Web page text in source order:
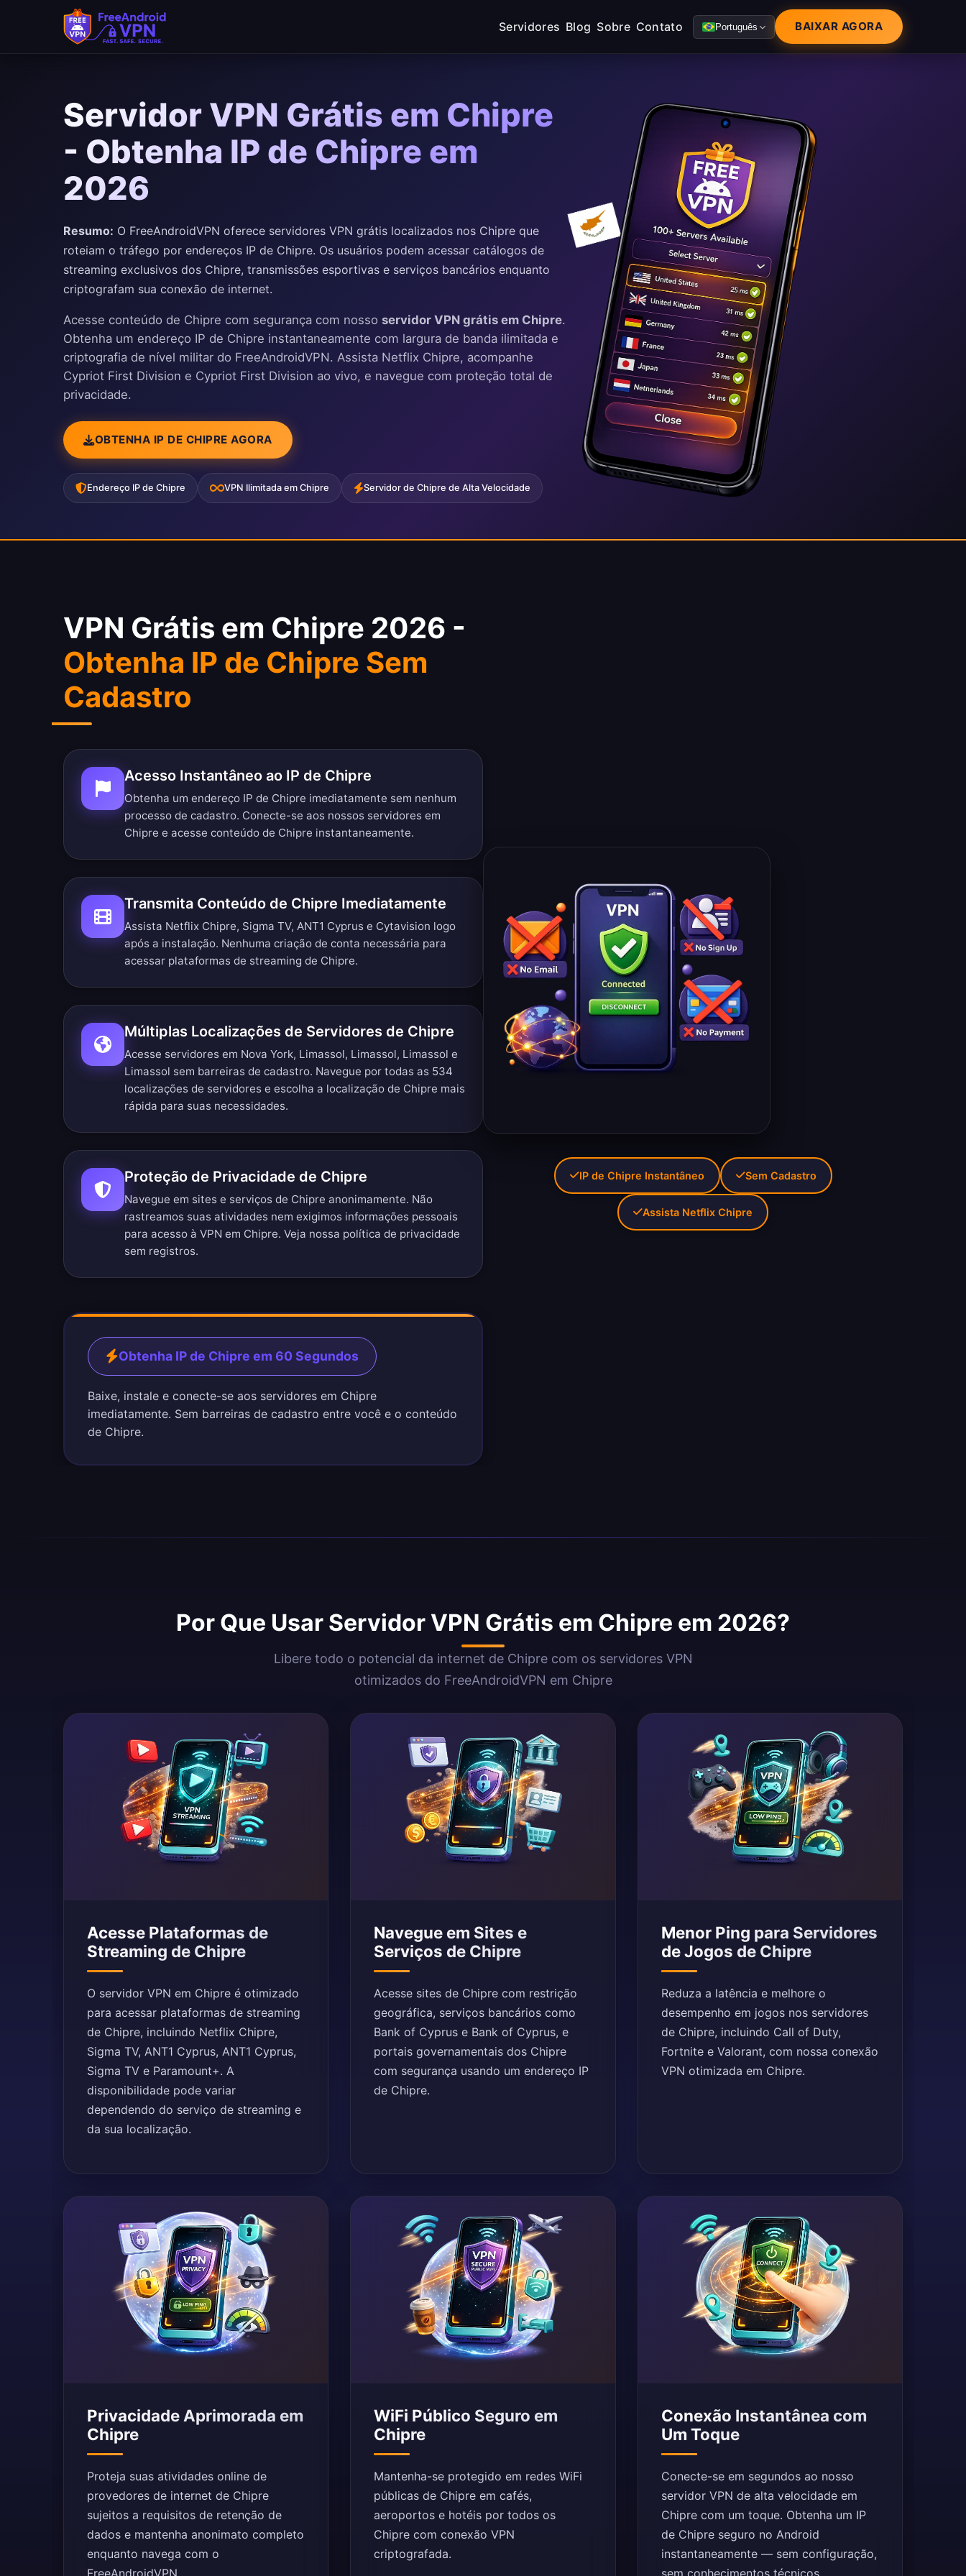
Servidores Blog Sobre Contato Português BAIXAR AGORA
Servidor VPN Grátis em Chipre
- Obtenha IP de Chipre em
2026
Resumo: O FreeAndroidVPN oferece servidores VPN grátis localizados nos Chipre que
roteiam o tráfego por endereços IP de Chipre. Os usuários podem acessar catálogos de
streaming exclusivos dos Chipre, transmissões esportivas e serviços bancários enquanto
criptografam sua conexão de internet.
Acesse conteúdo de Chipre com segurança com nosso servidor VPN grátis em Chipre.
Obtenha um endereço IP de Chipre instantaneamente com largura de banda ilimitada e
criptografia de nível militar do FreeAndroidVPN. Assista Netflix Chipre, acompanhe
Cypriot First Division e Cypriot First Division ao vivo, e navegue com proteção total de
privacidade.
OBTENHA IP DE CHIPRE AGORA
Endereço IP de Chipre VPN Ilimitada em Chipre Servidor de Chipre de Alta Velocidade
VPN Grátis em Chipre 2026 -
Obtenha IP de Chipre Sem
Cadastro
Acesso Instantâneo ao IP de Chipre
Obtenha um endereço IP de Chipre imediatamente sem nenhum
processo de cadastro. Conecte-se aos nossos servidores em
Chipre e acesse conteúdo de Chipre instantaneamente.
Transmita Conteúdo de Chipre Imediatamente
Assista Netflix Chipre, Sigma TV, ANT1 Cyprus e Cytavision logo
após a instalação. Nenhuma criação de conta necessária para
acessar plataformas de streaming de Chipre.
Múltiplas Localizações de Servidores de Chipre
Acesse servidores em Nova York, Limassol, Limassol, Limassol e
Limassol sem barreiras de cadastro. Navegue por todas as 534
localizações de servidores e escolha a localização de Chipre mais
rápida para suas necessidades.
Proteção de Privacidade de Chipre
Navegue em sites e serviços de Chipre anonimamente. Não
rastreamos suas atividades nem exigimos informações pessoais
para acesso à VPN em Chipre. Veja nossa política de privacidade
sem registros.
Obtenha IP de Chipre em 60 Segundos
Baixe, instale e conecte-se aos servidores em Chipre
imediatamente. Sem barreiras de cadastro entre você e o conteúdo
de Chipre.
IP de Chipre Instantâneo Sem Cadastro
Assista Netflix Chipre
Por Que Usar Servidor VPN Grátis em Chipre em 2026?
Libere todo o potencial da internet de Chipre com os servidores VPN
otimizados do FreeAndroidVPN em Chipre
Acesse Plataformas de
Streaming de Chipre
O servidor VPN em Chipre é otimizado
para acessar plataformas de streaming
de Chipre, incluindo Netflix Chipre,
Sigma TV, ANT1 Cyprus, ANT1 Cyprus,
Sigma TV e Paramount+. A
disponibilidade pode variar
dependendo do serviço de streaming e
da sua localização.
Navegue em Sites e
Serviços de Chipre
Acesse sites de Chipre com restrição
geográfica, serviços bancários como
Bank of Cyprus e Bank of Cyprus, e
portais governamentais dos Chipre
com segurança usando um endereço IP
de Chipre.
Menor Ping para Servidores
de Jogos de Chipre
Reduza a latência e melhore o
desempenho em jogos nos servidores
de Chipre, incluindo Call of Duty,
Fortnite e Valorant, com nossa conexão
VPN otimizada em Chipre.
Privacidade Aprimorada em
Chipre
Proteja suas atividades online de
provedores de internet de Chipre
sujeitos a requisitos de retenção de
dados e mantenha anonimato completo
enquanto navega com o
FreeAndroidVPN.
WiFi Público Seguro em
Chipre
Mantenha-se protegido em redes WiFi
públicas de Chipre em cafés,
aeroportos e hotéis por todos os
Chipre com conexão VPN
criptografada.
Conexão Instantânea com
Um Toque
Conecte-se em segundos ao nosso
servidor VPN de alta velocidade em
Chipre com um toque. Obtenha um IP
de Chipre seguro no Android
instantaneamente — sem configuração,
sem conhecimentos técnicos